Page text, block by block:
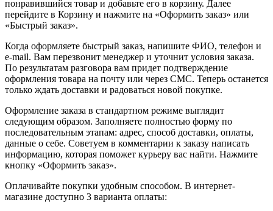
понравившийся товар и добавьте его в корзину. Далее
перейдите в Корзину и нажмите на «Оформить заказ» или
«Быстрый заказ».
Когда оформляете быстрый заказ, напишите ФИО, телефон и
e-mail. Вам перезвонит менеджер и уточнит условия заказа.
По результатам разговора вам придет подтверждение
оформления товара на почту или через СМС. Теперь останется
только ждать доставки и радоваться новой покупке.
Оформление заказа в стандартном режиме выглядит
следующим образом. Заполняете полностью форму по
последовательным этапам: адрес, способ доставки, оплаты,
данные о себе. Советуем в комментарии к заказу написать
информацию, которая поможет курьеру вас найти. Нажмите
кнопку «Оформить заказ».
Оплачивайте покупки удобным способом. В интернет-
магазине доступно 3 варианта оплаты: